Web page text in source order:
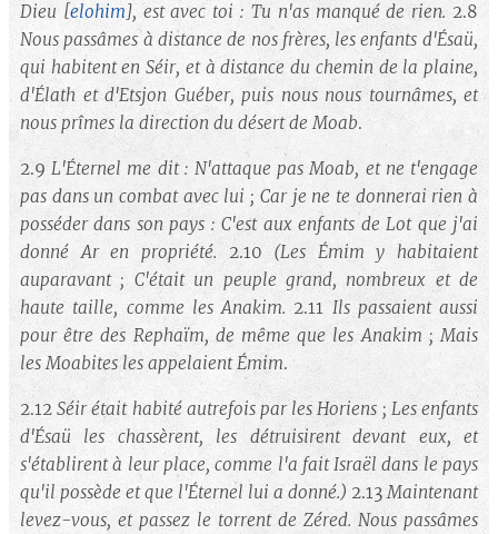
Dieu [elohim], est avec toi : Tu n'as manqué de rien. 2.8
Nous passâmes à distance de nos frères, les enfants d'Ésaü,
qui habitent en Séir, et à distance du chemin de la plaine,
d'Élath et d'Etsjon Guéber, puis nous nous tournâmes, et
nous prîmes la direction du désert de Moab.
2.9L'Éternel me dit : N'attaque pas Moab, et ne t'engage
pas dans un combat avec lui ; Car je ne te donnerai rien à
posséder dans son pays : C'est aux enfants de Lot que j'ai
donné Ar en propriété. 2.10 (Les Émim y habitaient
auparavant ; C'était un peuple grand, nombreux et de
haute taille, comme les Anakim. 2.11 Ils passaient aussi
pour être des Rephaïm, de même que les Anakim ; Mais
les Moabites les appelaient Émim.
2.12Séir était habité autrefois par les Horiens ; Les enfants
d'Ésaü les chassèrent, les détruisirent devant eux, et
s'établirent à leur place, comme l'a fait Israël dans le pays
qu'il possède et que l'Éternel lui a donné.) 2.13Maintenant
levez-vous, et passez le torrent de Zéred. Nous passâmes